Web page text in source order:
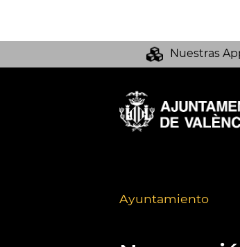
Nuestras
Ayuntamiento